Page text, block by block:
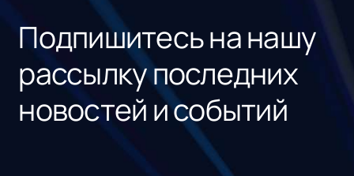
Подпишитесь на нашу
рассылку последних
новостей и событий